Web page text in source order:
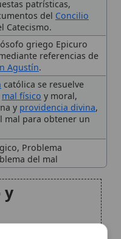
se resuelve
físicoy moral,
providencia divina
para obtener un
Problema
del mal
teología
a la
de referencia sin
la Sagrada
la Iglesia y está
El borrador de
escuelas,